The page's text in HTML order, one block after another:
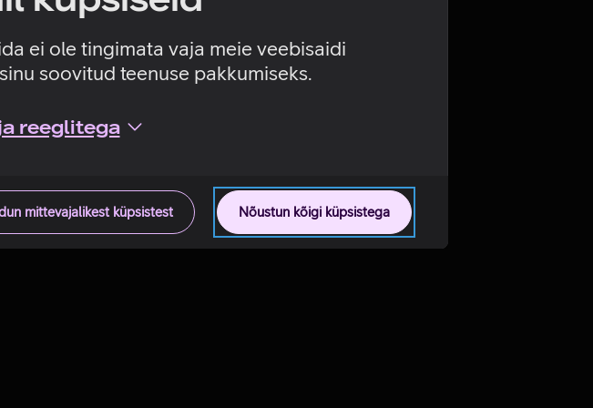
ei ole tingimata vaja meie veebisaidi
soovitud teenuse pakkumiseks.
reeglitega
Nõustun kõigi küpsistega
mittevajalikest küpsistest